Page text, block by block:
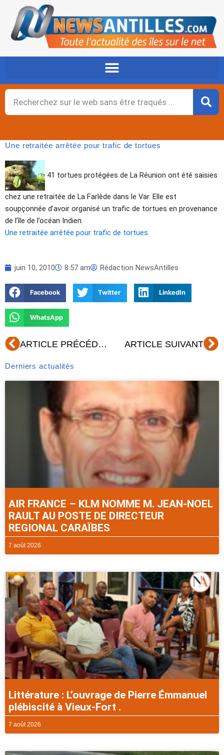
contenu
Rechercher
Une retraitée arrêtée pour trafic de tortues
41 tortues protégées de La Réunion ont été saisies
chez une retraitée de La Farlède dans le Var. Elle est
soupçonnée d’avoir organisé un trafic de tortues en provenance
de l’île de l’océan Indien.
Une retraitée arrêtée pour trafic de tortues
juin 10, 2010 8:57 am Rédaction NewsAntilles
Facebook Twitter LinkedIn
WhatsApp
Précédent ARTICLE PRÉCÉDENT ARTICLE SUIVANT
Derniers actualités
AIR FRANCE – KLM NOMME M. JEAN-NOEL
RAULT AU POSTE DE DIRECTEUR
REGIONAL CARAÏBES
7 août 2026
Littérature : L’ouvrage de Pierre Émmanuel
plébiscité à Vieux-Fort .
7 août 2026